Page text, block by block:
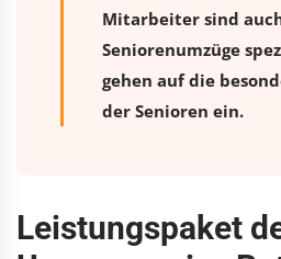
Mitarbeiter sind
Seniorenumzüge
gehen auf die
der Senioren ein.
Leistungspaket